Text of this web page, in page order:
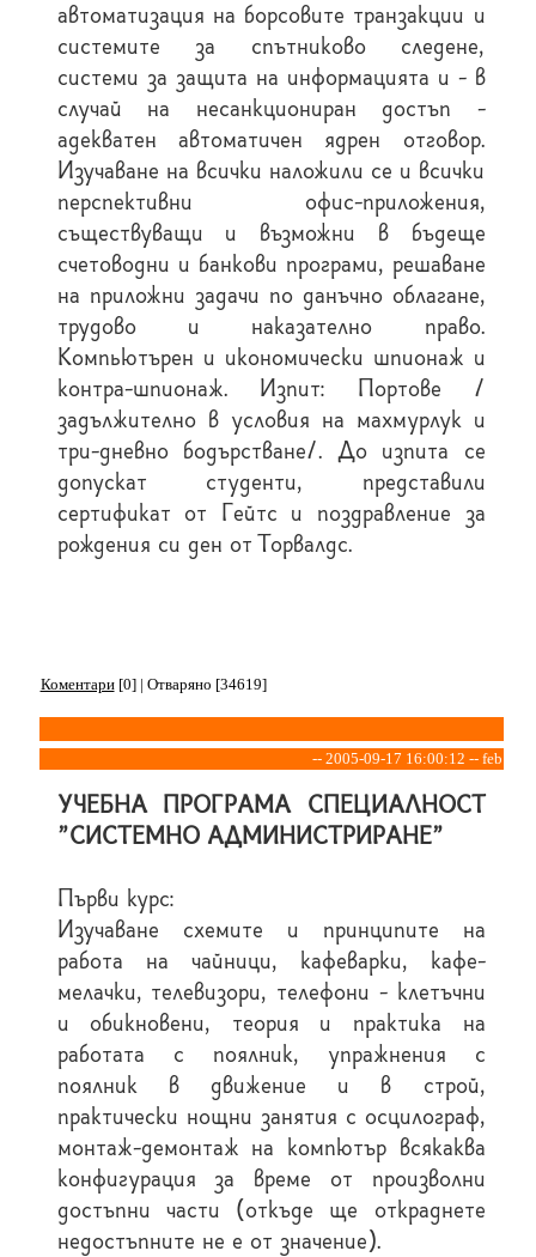
автоматизация на борсовите транзакции и
системите за спътниково следене,
системи за защита на информацията и - в
случай на несанкциониран достъп -
адекватен автоматичен ядрен отговор.
Изучаване на всички наложили се и всички
перспективни офис-приложения,
съществуващи и възможни в бъдеще
счетоводни и банкови програми, решаване
на приложни задачи по данъчно облагане,
трудово и наказателно право.
Компьютърен и икономически шпионаж и
контра-шпионаж. Изпит: Портове /
задължително в условия на махмурлук и
три-дневно бодърстване/. До изпита се
допускат студенти, представили
сертификат от Гейтс и поздравление за
рождения си ден от Торвалдс.
Коментари[0] | Отваряно [34619]
-- 2005-09-17 16:00:12 -- feb
УЧЕБНА ПРОГРАМА СПЕЦИАЛНОСТ
"СИСТЕМНО АДМИНИСТРИРАНЕ"
Първи курс:
Изучаване схемите и принципите на
работа на чайници, кафеварки, кафе-
мелачки, телевизори, телефони - клетъчни
и обикновени, теория и практика на
работата с поялник, упражнения с
поялник в движение и в строй,
практически нощни занятия с осцилограф,
монтаж-демонтаж на компютър всякаква
конфигурация за време от произволни
достъпни части (откъде ще откраднете
недостъпните не е от значение).